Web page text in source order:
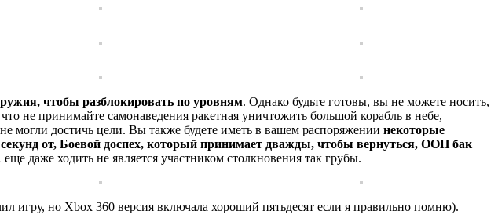
чтобы разблокировать по уровням. Однако будьте готовы, вы не можете носить,
не принимайте самонаведения ракетная уничтожить большой корабль в небе,
могли достичь цели. Вы также будете иметь в вашем распоряжении некоторые
от, Боевой доспех, который принимает дважды, чтобы вернуться, ООН бак
даже ходить не является участником столкновения так грубы.
игру, но Xbox 360 версия включала хороший пятьдесят если я правильно помню).